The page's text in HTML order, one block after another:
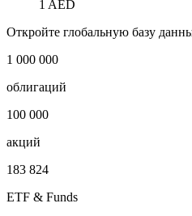
1 AED
Откройте глобальную базу
1 000 000
облигаций
100 000
акций
183 824
ETF & Funds